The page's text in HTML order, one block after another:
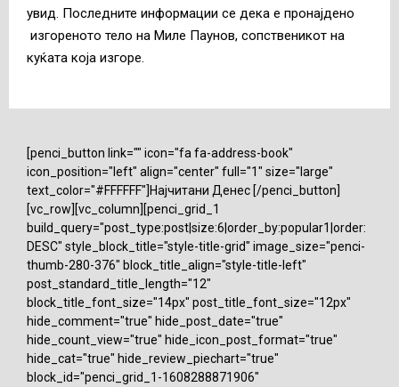
увид. Последните информации се дека е пронајдено
изгореното тело на Миле Паунов, сопственикот на
куќата која изгоре.
[penci_button link="" icon="fa fa-address-book"
icon_position="left" align="center" full="1" size="large"
text_color="#FFFFFF"]Најчитани Денес [/penci_button]
[vc_row][vc_column][penci_grid_1
build_query="post_type:post|size:6|order_by:popular1|order:
DESC" style_block_title="style-title-grid" image_size="penci-
thumb-280-376" block_title_align="style-title-left"
post_standard_title_length="12"
block_title_font_size="14px" post_title_font_size="12px"
hide_comment="true" hide_post_date="true"
hide_count_view="true" hide_icon_post_format="true"
hide_cat="true" hide_review_piechart="true"
block_id="penci_grid_1-1608288871906"